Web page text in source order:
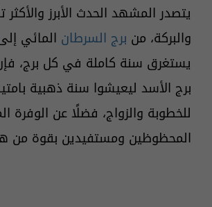
يتصدر المشهد الحدث الأبرز والأكثر
والبركة، من برج السرطان المائي
يستغرق سنة كاملة في كل برج، فإن
برج الأسد ليعيشوا سنة ذهبية
للخطوبة والزواج، فضلًا عن الوفرة
المحظوظين ومستفيدين بقوة من